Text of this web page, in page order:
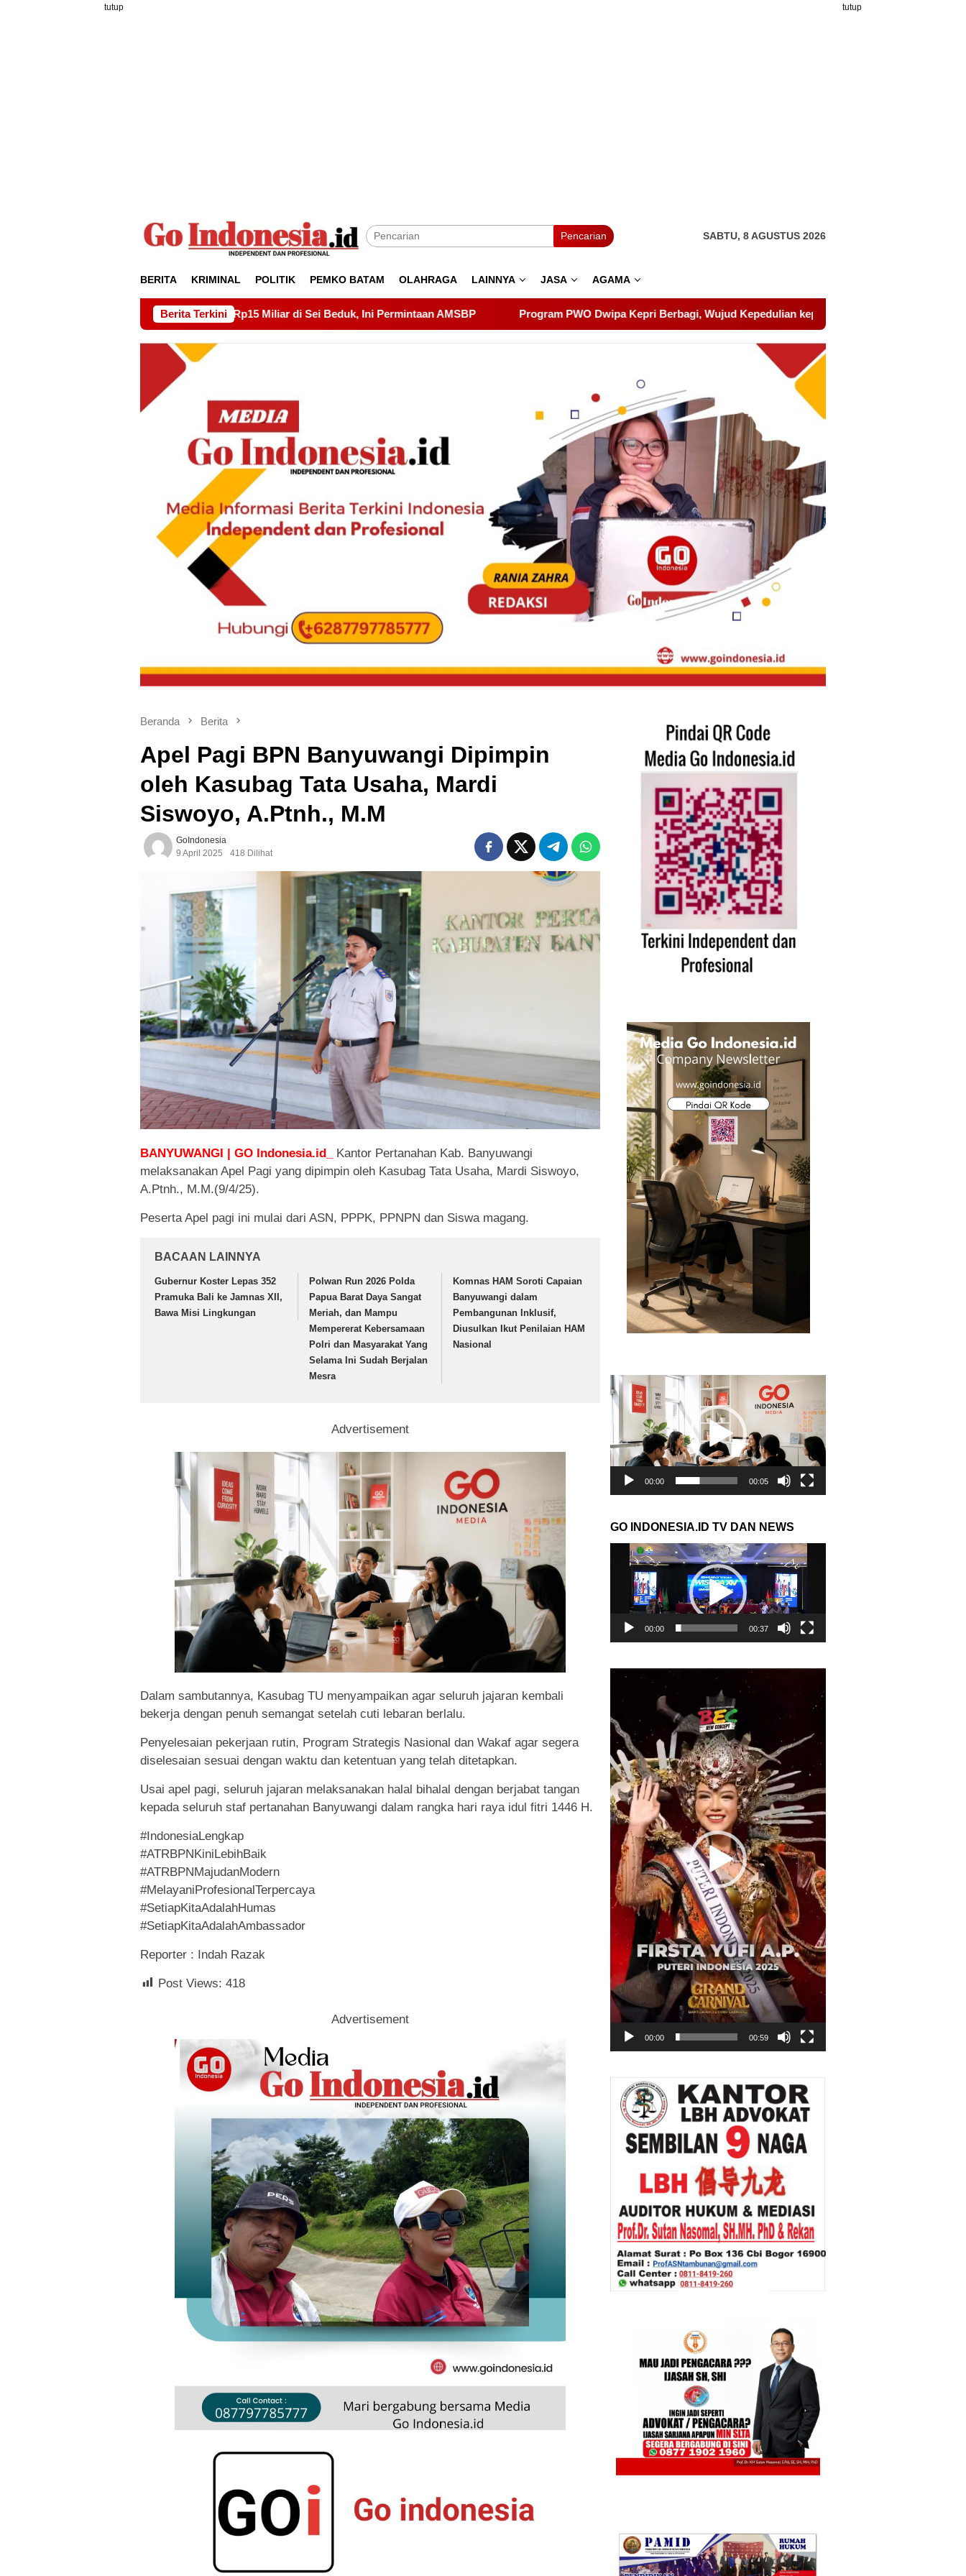
tutup tutup
Pencarian SABTU, 8 AGUSTUS 2026
BERITA KRIMINAL POLITIK PEMKO BATAM OLAHRAGA LAINNYA JASA AGAMA
Berita Terkini
Drainase Rp15 Miliar di Sei Beduk, Ini Permintaan AMSBP Program PWO Dwipa Kepri Berbagi, Wujud Kepedulian kepada Pondok Tahfidz Yatim dan Dhuafa Al-Aqsho Batam
Beranda Berita
Apel Pagi BPN Banyuwangi Dipimpin
oleh Kasubag Tata Usaha, Mardi
Siswoyo, A.Ptnh., M.M
GoIndonesia
9 April 2025
418 Dilihat
BANYUWANGI | GO Indonesia.id_
Kantor Pertanahan Kab. Banyuwangi
melaksanakan Apel Pagi yang dipimpin oleh Kasubag Tata Usaha, Mardi Siswoyo,
A.Ptnh., M.M.(9/4/25).
Peserta Apel pagi ini mulai dari ASN, PPPK, PPNPN dan Siswa magang.
BACAAN LAINNYA
Gubernur Koster Lepas 352
Pramuka Bali ke Jamnas XII,
Bawa Misi Lingkungan
Polwan Run 2026 Polda
Papua Barat Daya Sangat
Meriah, dan Mampu
Mempererat Kebersamaan
Polri dan Masyarakat Yang
Selama Ini Sudah Berjalan
Mesra
Komnas HAM Soroti Capaian
Banyuwangi dalam
Pembangunan Inklusif,
Diusulkan Ikut Penilaian HAM
Nasional
Advertisement
Dalam sambutannya, Kasubag TU menyampaikan agar seluruh jajaran kembali
bekerja dengan penuh semangat setelah cuti lebaran berlalu.
Penyelesaian pekerjaan rutin, Program Strategis Nasional dan Wakaf agar segera
diselesaian sesuai dengan waktu dan ketentuan yang telah ditetapkan.
Usai apel pagi, seluruh jajaran melaksanakan halal bihalal dengan berjabat tangan
kepada seluruh staf pertanahan Banyuwangi dalam rangka hari raya idul fitri 1446 H.
#IndonesiaLengkap
#ATRBPNKiniLebihBaik
#ATRBPNMajudanModern
#MelayaniProfesionalTerpercaya
#SetiapKitaAdalahHumas
#SetiapKitaAdalahAmbassador
Reporter : Indah Razak
Post Views: 418
Advertisement
Pemutar
Video
00:00 00:05
GO INDONESIA.ID TV DAN NEWS
Pemutar
Video
00:00 00:37
Pemutar
00:00 00:59